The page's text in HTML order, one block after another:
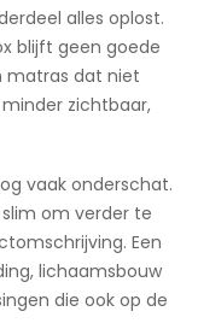
alles oplost.
blijft geen goede
matras dat niet
zichtbaar,
vaak onderschat.
om verder te
Een
lichaamsbouw
die ook op de